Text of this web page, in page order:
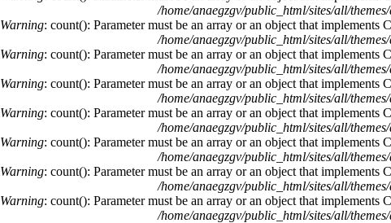
/home/anaegzgv/public_html/sites/all/
Warning: count(): Parameter must be an array or an object that implements
/home/anaegzgv/public_html/sites/all/
Warning: count(): Parameter must be an array or an object that implements
/home/anaegzgv/public_html/sites/all/
Warning: count(): Parameter must be an array or an object that implements
/home/anaegzgv/public_html/sites/all/
Warning: count(): Parameter must be an array or an object that implements
/home/anaegzgv/public_html/sites/all/
Warning: count(): Parameter must be an array or an object that implements
/home/anaegzgv/public_html/sites/all/
Warning: count(): Parameter must be an array or an object that implements
/home/anaegzgv/public_html/sites/all/
Warning: count(): Parameter must be an array or an object that implements
/home/anaegzgv/public_html/sites/all/